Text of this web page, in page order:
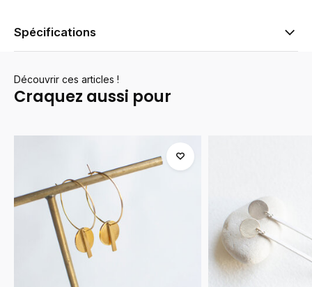
Spécifications
Découvrir ces articles !
Craquez aussi pour